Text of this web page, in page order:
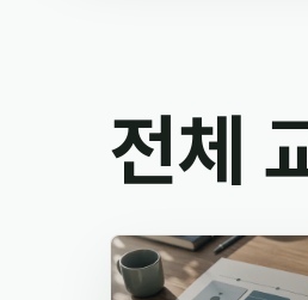
전체